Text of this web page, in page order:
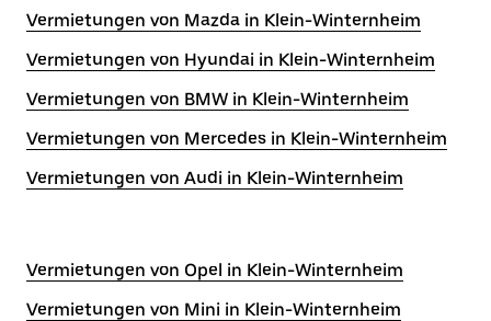
Vermietungen von Mazda in Klein-Winternheim
Vermietungen von Hyundai in Klein-Winternheim
Vermietungen von BMW in Klein-Winternheim
Vermietungen von Mercedes in Klein-Winternheim
Vermietungen von Audi in Klein-Winternheim
Vermietungen von Opel in Klein-Winternheim
Vermietungen von Mini in Klein-Winternheim